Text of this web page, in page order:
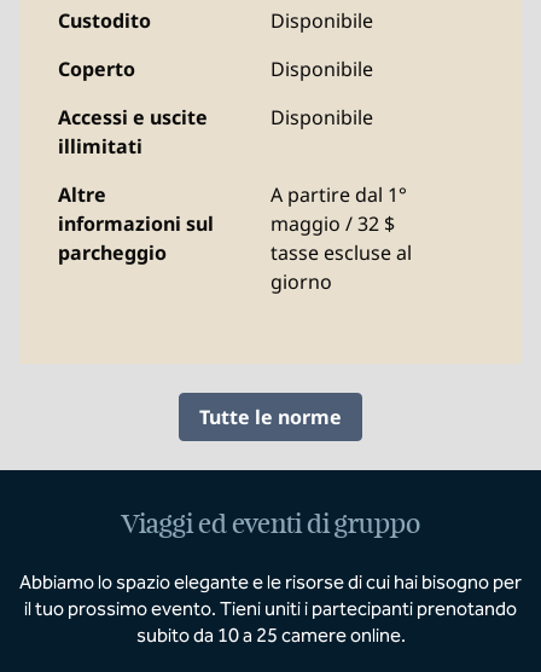
Custodito
Disponibile
Coperto
Disponibile
Accessi e uscite
illimitati
Disponibile
Altre
informazioni sul
parcheggio
A partire dal 1°
maggio / 32 $
tasse escluse al
giorno
Tutte le norme
Viaggi ed eventi di gruppo
Abbiamo lo spazio elegante e le risorse di cui hai bisogno per
il tuo prossimo evento. Tieni uniti i partecipanti prenotando
subito da 10 a 25 camere online.